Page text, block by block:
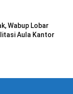
Wabup Lobar
Aula Kantor